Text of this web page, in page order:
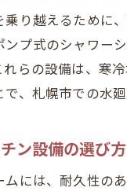
り越えるために
ンプ式のシャワー
らの設備は、寒
、札幌市での水
ン設備の選び方
には、耐久性の